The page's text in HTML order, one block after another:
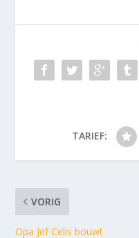
TARIEF:
VORIG
Opa Jef Celis bouwt